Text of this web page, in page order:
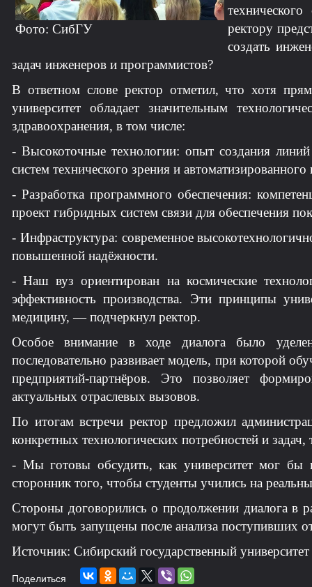
Фото: СибГУ
ректору
создать
задач инженеров и программистов?
В ответном слове ректор отметил, что хотя
университет обладает значительным
здравоохранения, в том числе:
- Высокоточные технологии: опыт создания
систем технического зрения и автоматизированного
- Разработка программного обеспечения:
проект гибридных систем связи для обеспечения
- Инфраструктура: современное
повышенной надёжности.
- Наш вуз ориентирован на космические
эффективность производства. Эти принципы
медицину, — подчеркнул ректор.
Особое внимание в ходе диалога было
последовательно развивает модель, при которой
предприятий-партнёров. Это позволяет
актуальных отраслевых вызовов.
По итогам встречи ректор предложил
конкретных технологических потребностей и
- Мы готовы обсудить, как университет мог бы
сторонник того, чтобы студенты учились на
Стороны договорились о продолжении диалога в
могут быть запущены после анализа поступивших
Источник: Сибирский государственный
Поделиться